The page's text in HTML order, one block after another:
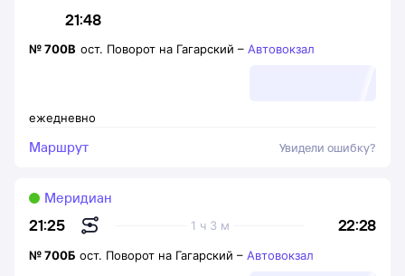
21:48
ежедневно
№700В ост. Поворот на Гагарский – Автовокзал
Маршрут Увидели ошибку?
21:25 22:28
1 ч 3 м
Меридиан
№700Б ост. Поворот на Гагарский – Автовокзал